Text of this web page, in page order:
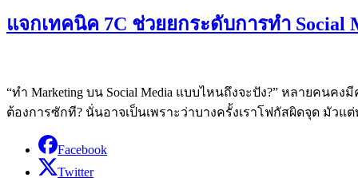
แจกเทคนิค 7C ช่วยยกระดับการทำ Social
“ทำ Marketing บน Social Media แบบไหนถึงจะปัง?” หลายคน
ต้องการซักที? นั่นอาจเป็นเพราะว่าบางครั้งเราโฟกัสผิดจุด มั
Facebook
Twitter